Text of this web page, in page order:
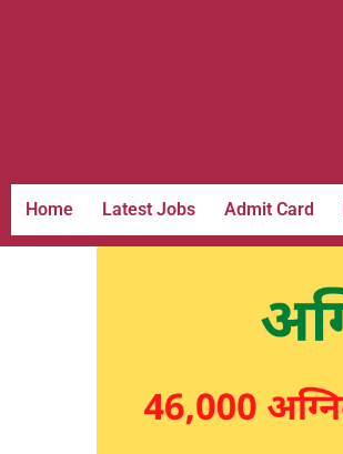
Home Latest Jobs Admit Card